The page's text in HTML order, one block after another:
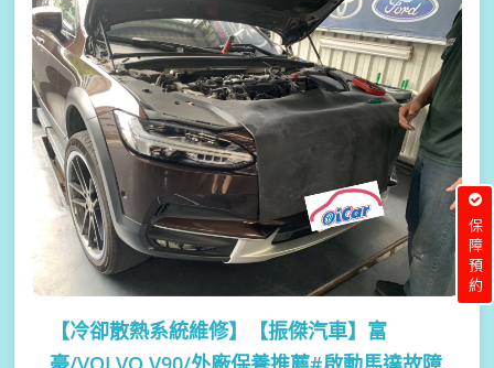
【冷卻散熱系統維修】
【振傑汽車】富
保障預約